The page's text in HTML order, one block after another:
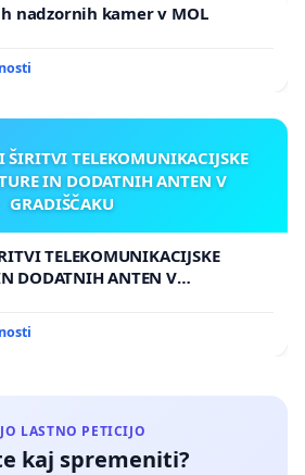
nadzornih kamer v MOL
ŠIRITVI TELEKOMUNIKACIJSKE
IN DODATNIH ANTEN V
GRADIŠČAKU
TELEKOMUNIKACIJSKE
DODATNIH ANTEN V
LASTNO PETICIJO
kaj spremeniti?